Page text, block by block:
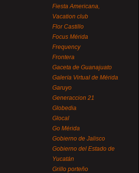
Fiesta Americana,
Vacation club
Flor Castillo
Focus Mérida
Frequency
Frontera
Gaceta de Guanajuato
Galería Virtual de Mérida
Garuyo
Generaccion 21
Globedia
Glocal
Go Mérida
Gobierno de Jalisco
Gobierno del Estado de
Yucatán
Grillo porteño